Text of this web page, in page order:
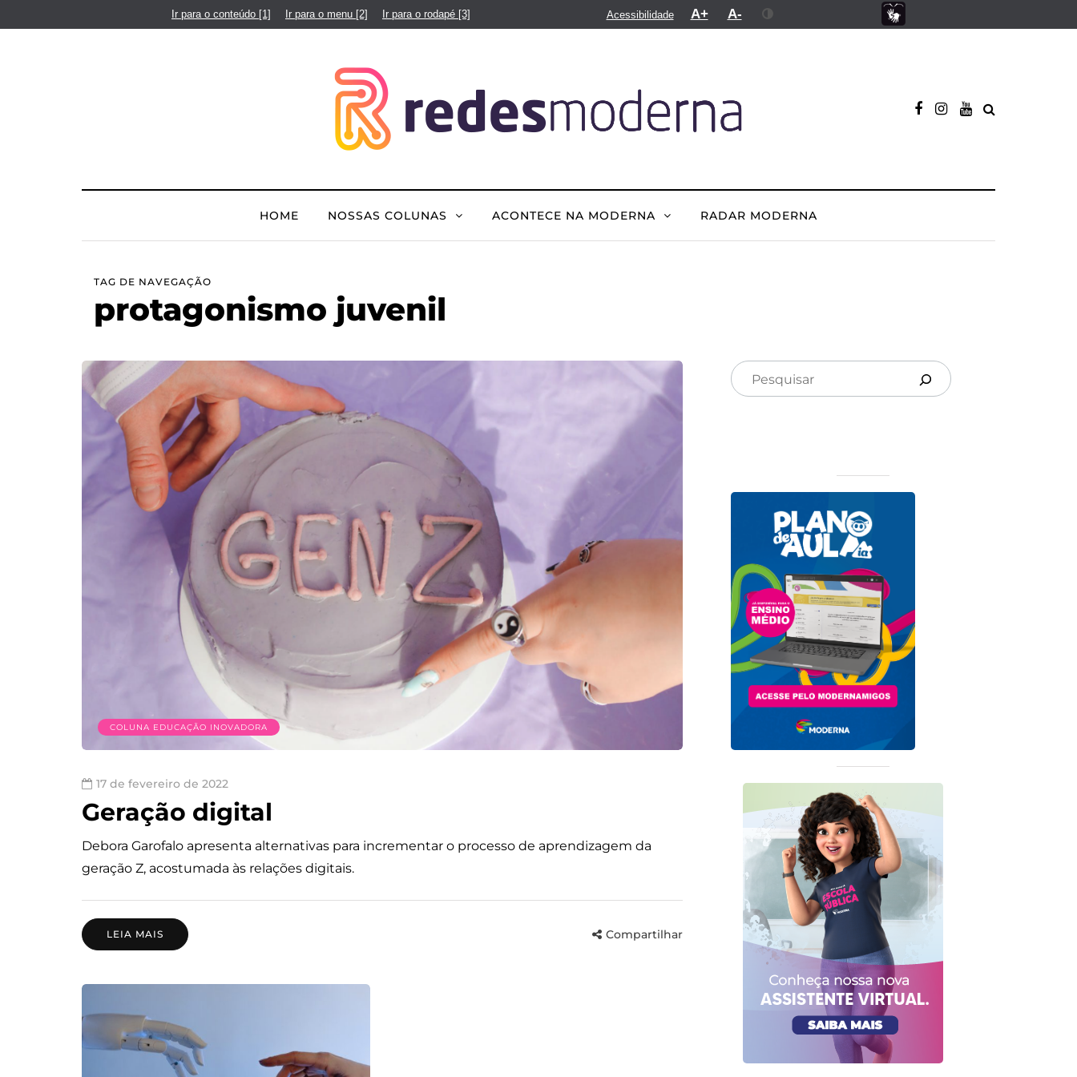
Ir para o conteúdo [1] Ir para o menu [2] Ir para o rodapé [3] Acessibilidade A+ A-
HOME NOSSAS COLUNAS ACONTECE NA MODERNA RADAR MODERNA
TAG DE NAVEGAÇÃO
protagonismo juvenil
COLUNA EDUCAÇÃO INOVADORA
17 de fevereiro de 2022
Geração digital
Debora Garofalo apresenta alternativas para incrementar o processo de aprendizagem da
geração Z, acostumada às relações digitais.
LEIA MAIS Compartilhar